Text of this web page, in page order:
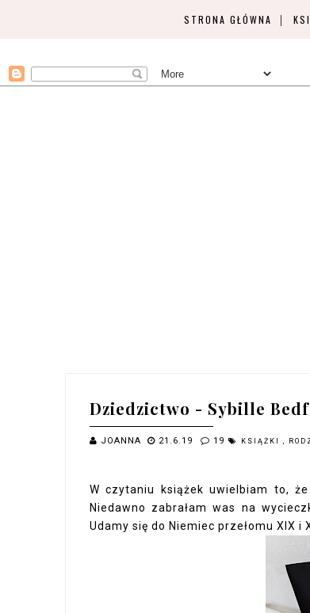
STRONA GŁÓWNA
Dziedzictwo - Sybille
JOANNA 21.6.19 19 KSIĄŻKI ,
W czytaniu książek uwielbiam to,
Niedawno zabrałam was na
Udamy się do Niemiec przełomu XIX i